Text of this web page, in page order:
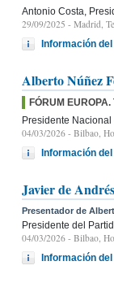
Antonio Costa,
29/09/2025 - Madrid,
Información
Alberto Núñez
FÓRUM
Presidente
04/03/2026 - Bilbao,
Información
Javier de
Presentador de
Presidente del
04/03/2026 - Bilbao,
Información